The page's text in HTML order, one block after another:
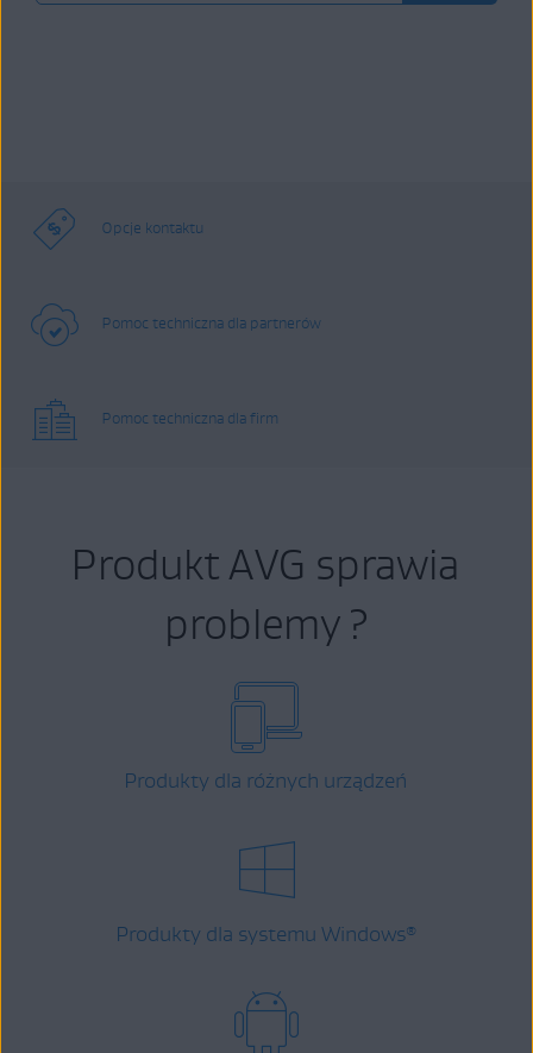
Opcje kontaktu
Pomoc techniczna dla partnerów
Pomoc techniczna dla firm
Produkt AVG sprawia
problemy ?
Produkty dla różnych urządzeń
Produkty dla systemu Windows®